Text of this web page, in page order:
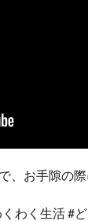
、お手隙の
わく生活 #